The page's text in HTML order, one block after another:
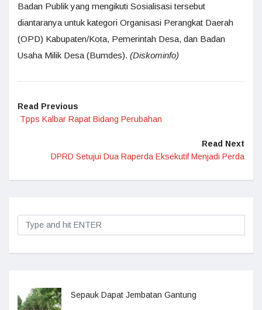
Badan Publik yang mengikuti Sosialisasi tersebut
diantaranya untuk kategori Organisasi Perangkat Daerah
(OPD) Kabupaten/Kota, Pemerintah Desa, dan Badan
Usaha Milik Desa (Bumdes). (Diskominfo)
Read Previous
Tpps Kalbar Rapat Bidang Perubahan
Read Next
DPRD Setujui Dua Raperda Eksekutif Menjadi Perda
Sepauk Dapat Jembatan Gantung